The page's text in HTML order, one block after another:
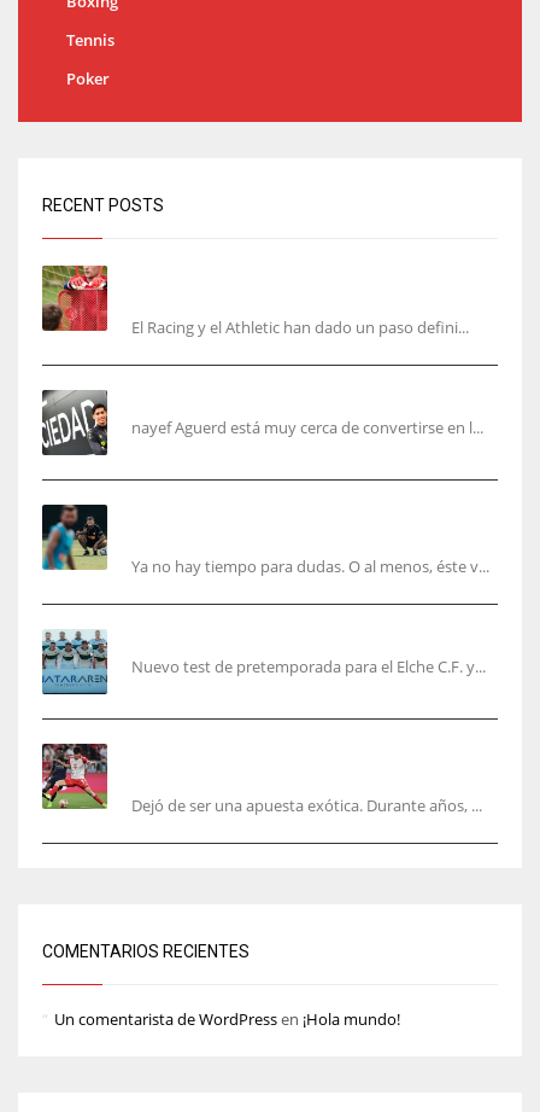
Tennis
Poker
RECENT POSTS
El Racing y el Athletic han dado un paso defini...
nayef Aguerd está muy cerca de convertirse en l...
Ya no hay tiempo para dudas. O al menos, éste v...
Nuevo test de pretemporada para el Elche C.F. y...
Dejó de ser una apuesta exótica. Durante años, ...
COMENTARIOS RECIENTES
Un comentarista de WordPressen ¡Hola mundo!